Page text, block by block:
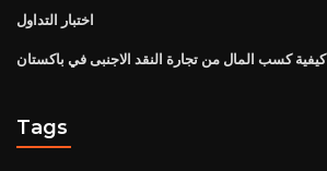
اختبار التداول
كيفية كسب المال من تجارة النقد الاجنبى في باكستان
Tags